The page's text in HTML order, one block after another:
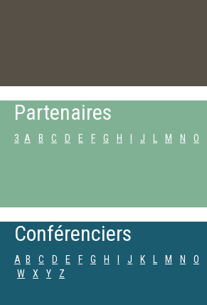
Partenaires
3 A B C D E F G H J M N O
Conférenciers
A B C D E F G H J K M N O
W
X Y Z